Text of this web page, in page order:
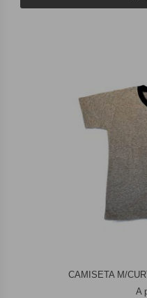
CAMISETA M/
A